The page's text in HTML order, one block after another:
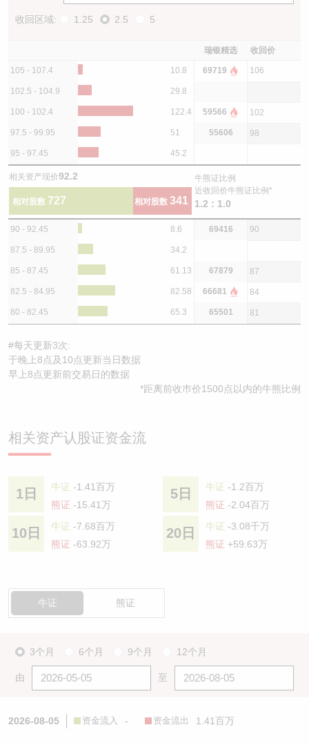
收回区域: 1.25 2.5 5
瑞银精选 收回价
105 - 107.4 10.8 69719 106
102.5 - 104.9 29.8
100 - 102.4 122.4 59566 102
97.5 - 99.95 51 55606 98
95 - 97.45 45.2
相关资产现价92.2
相对股数 727 相对股数 341
牛熊证比例
近收回价牛熊证比例*
1.2 : 1.0
90 - 92.45 8.6 69416 90
87.5 - 89.95 34.2
85 - 87.45 61.13 67879 87
82.5 - 84.95 82.58 66681 84
80 - 82.45 65.3 65501 81
#每天更新3次:
于晚上8点及10点更新当日数据
早上8点更新前交易日的数据
*距离前收巿价1500点以内的牛熊比例
相关资产认股证资金流
1日 牛证 -1.41百万
熊证 -15.41万
5日 牛证 -1.2百万
熊证 -2.04百万
10日 牛证 -7.68百万
熊证 -63.92万
20日 牛证 -3.08千万
熊证 +59.63万
牛证 熊证
3个月 6个月 9个月 12个月
由 至
2026-08-05 资金流入 - 资金流出 1.41百万